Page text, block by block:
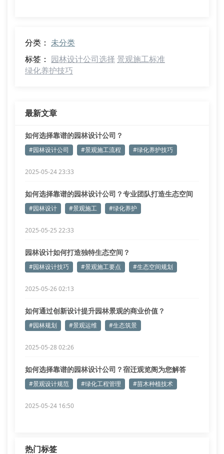
分类： 未分类
标签： 园林设计公司选择 景观施工标准
绿化养护技巧
最新文章
如何选择靠谱的园林设计公司？
#园林设计公司 #景观施工流程 #绿化养护技巧
2025-05-24 23:33
如何选择靠谱的园林设计公司？专业团队打造生态空间
#园林设计 #景观施工 #绿化养护
2025-05-25 22:33
园林设计如何打造独特生态空间？
#园林设计技巧 #景观施工要点 #生态空间规划
2025-05-26 02:13
如何通过创新设计提升园林景观的商业价值？
#园林规划 #景观运维 #生态筑景
2025-05-28 02:26
如何选择靠谱的园林设计公司？宿迁观览阁为您解答
#景观设计规范 #绿化工程管理 #苗木种植技术
2025-05-24 16:50
热门标签